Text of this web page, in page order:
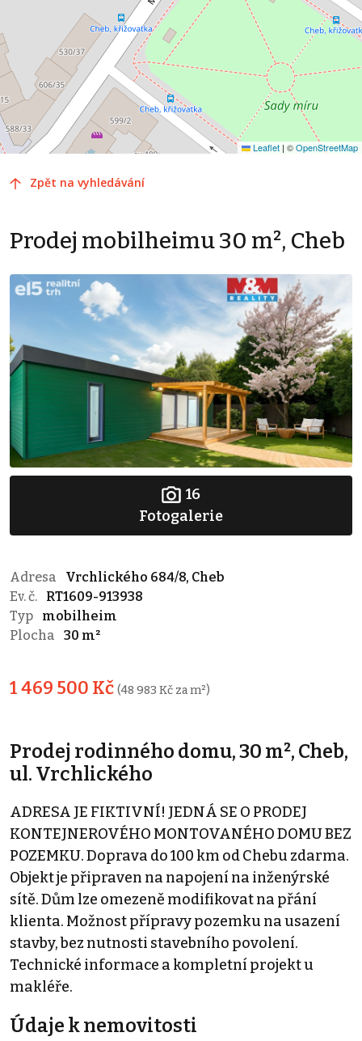
Leaflet | ©OpenStreetMap
Zpět na vyhledávání
Prodej mobilheimu 30 m², Cheb
16
Fotogalerie
Adresa
Vrchlického 684/8, Cheb
Ev. č.
RT1609-913938
Typ
mobilheim
Plocha
30 m²
1 469 500 Kč (48 983 Kč za m²)
Prodej rodinného domu, 30 m², Cheb,
ul. Vrchlického
ADRESA JE FIKTIVNÍ! JEDNÁ SE O PRODEJ
KONTEJNEROVÉHO MONTOVANÉHO DOMU BEZ
POZEMKU. Doprava do 100 km od Chebu zdarma.
Objekt je připraven na napojení na inženýrské
sítě. Dům lze omezeně modifikovat na přání
klienta. Možnost přípravy pozemku na usazení
stavby, bez nutnosti stavebního povolení.
Technické informace a kompletní projekt u
makléře.
Údaje k nemovitosti